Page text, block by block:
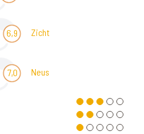
6,9 Zicht
7,0 Neus